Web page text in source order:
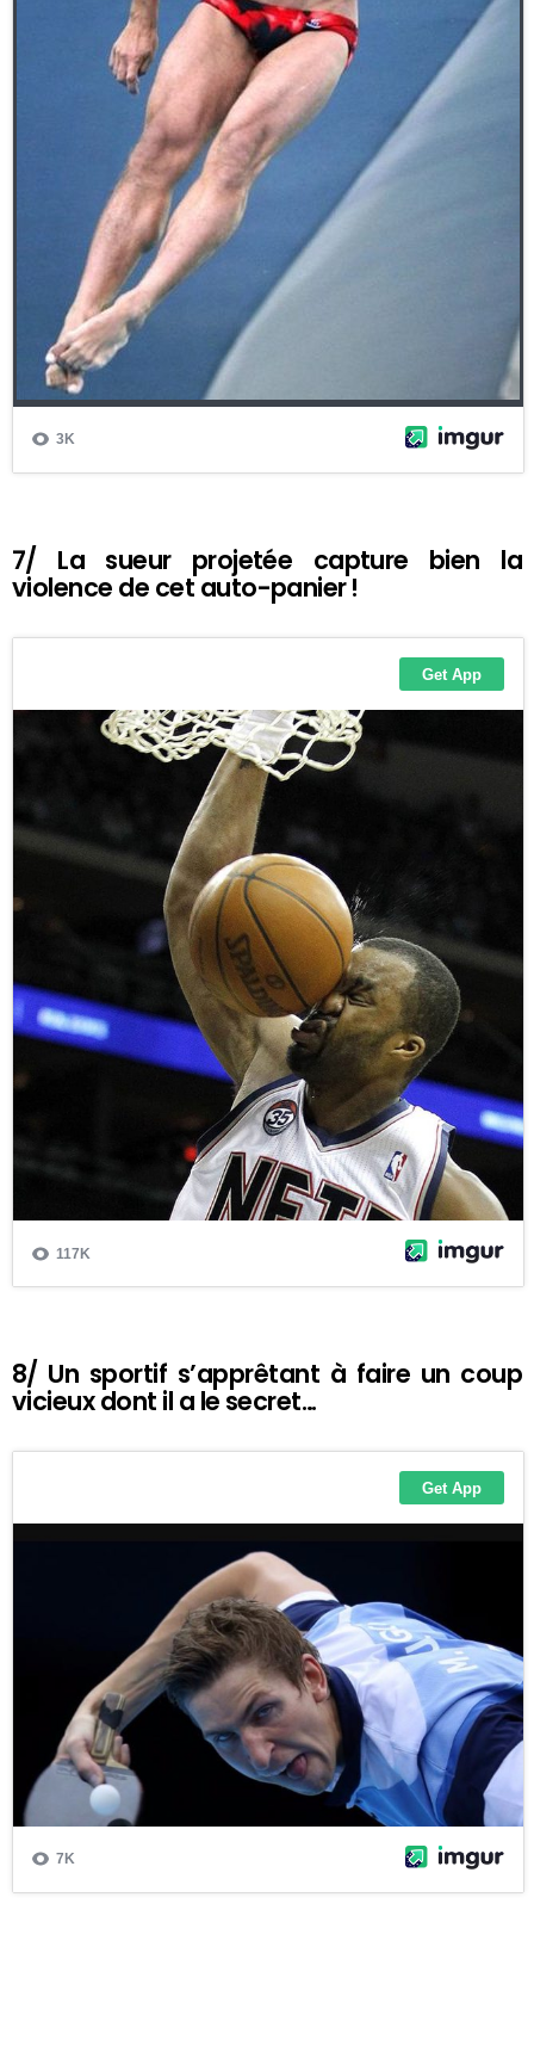
7/ La sueur projetée capture bien la
violence de cet auto-panier !
8/ Un sportif s’apprêtant à faire un coup
vicieux dont il a le secret…